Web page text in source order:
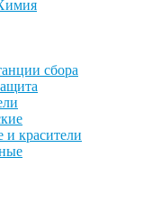
сбора
и красители